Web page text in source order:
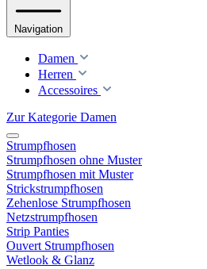
Navigation
Damen
Herren
Accessoires
Zur Kategorie Damen
Strumpfhosen
Strumpfhosen ohne Muster
Strumpfhosen mit Muster
Strickstrumpfhosen
Zehenlose Strumpfhosen
Netzstrumpfhosen
Strip Panties
Ouvert Strumpfhosen
Wetlook & Glanz